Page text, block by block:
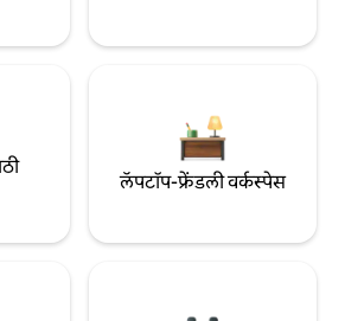
लॅपटॉप-फ्रेंडली वर्कस्पेस